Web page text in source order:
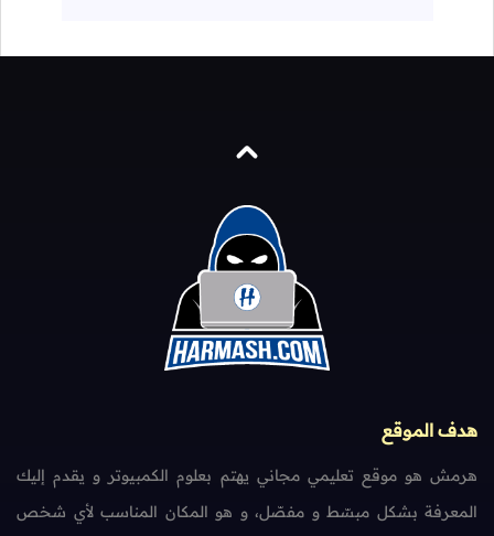
هدف الموقع
هرمش هو موقع تعليمي مجاني يهتم بعلوم الكمبيوتر و يقدم إليك
المعرفة بشكل مبسّط و مفصّل، و هو المكان المناسب لأي شخص